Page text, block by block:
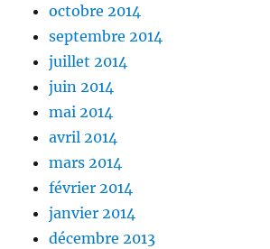
octobre 2014
septembre 2014
juillet 2014
juin 2014
mai 2014
avril 2014
mars 2014
février 2014
janvier 2014
décembre 2013